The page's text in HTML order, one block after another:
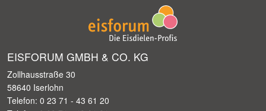
EISFORUM GMBH & CO. KG
Zollhausstraße 30
58640 Iserlohn
Telefon: 0 23 71 - 43 61 20